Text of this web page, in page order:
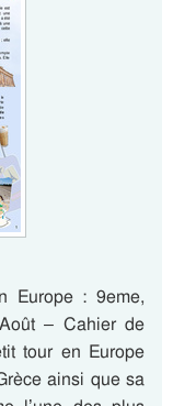
Europe : 9eme,
– Cahier de
tour en Europe
ainsi que sa